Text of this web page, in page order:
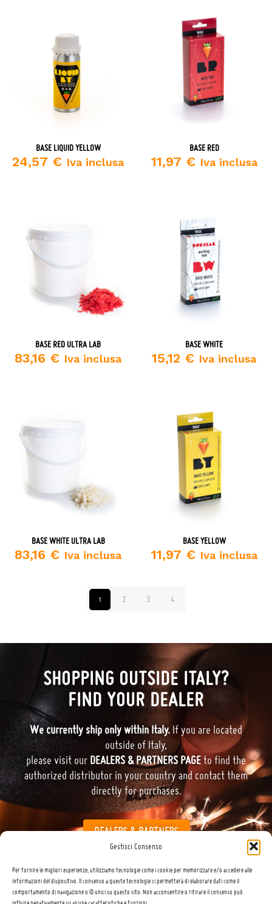
Gestisci Consenso
Per fornire le migliori esperienze, utilizziamo tecnologie come i cookie per memorizzare e/o accedere alle
informazioni del dispositivo. Il consenso a queste tecnologie ci permetterà di elaborare dati come il
comportamento di navigazione o ID unici su questo sito. Non acconsentire o ritirare il consenso può
BASE LIQUID YELLOW
24,57 € Iva inclusa
BASE RED
11,97 € Iva inclusa
BASE RED ULTRA LAB
83,16 € Iva inclusa
BASE WHITE
15,12 € Iva inclusa
BASE WHITE ULTRA LAB
83,16 € Iva inclusa
BASE YELLOW
11,97 € Iva inclusa
1 2 3 4
SHOPPING OUTSIDE ITALY?
FIND YOUR DEALER
We currently ship only within Italy. If you are located
outside of Italy,
please visit our DEALERS & PARTNERS PAGEto find the
authorized distributor in your country and contact them
directly for purchases.
DEALERS & PARTNERS